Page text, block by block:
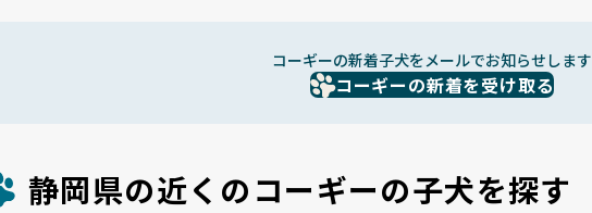
コーギーの新着子犬をメールでお知らせします
コーギーの新着を受け取る
静岡県の近くのコーギーの子犬を探す